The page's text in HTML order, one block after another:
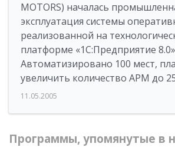
MOTORS) началась
эксплуатация системы
реализованной на
платформе «1С:Предприятие
Автоматизировано 100 мест,
увеличить количество АРМ до
11.05.2005
Программы, упомянутые в